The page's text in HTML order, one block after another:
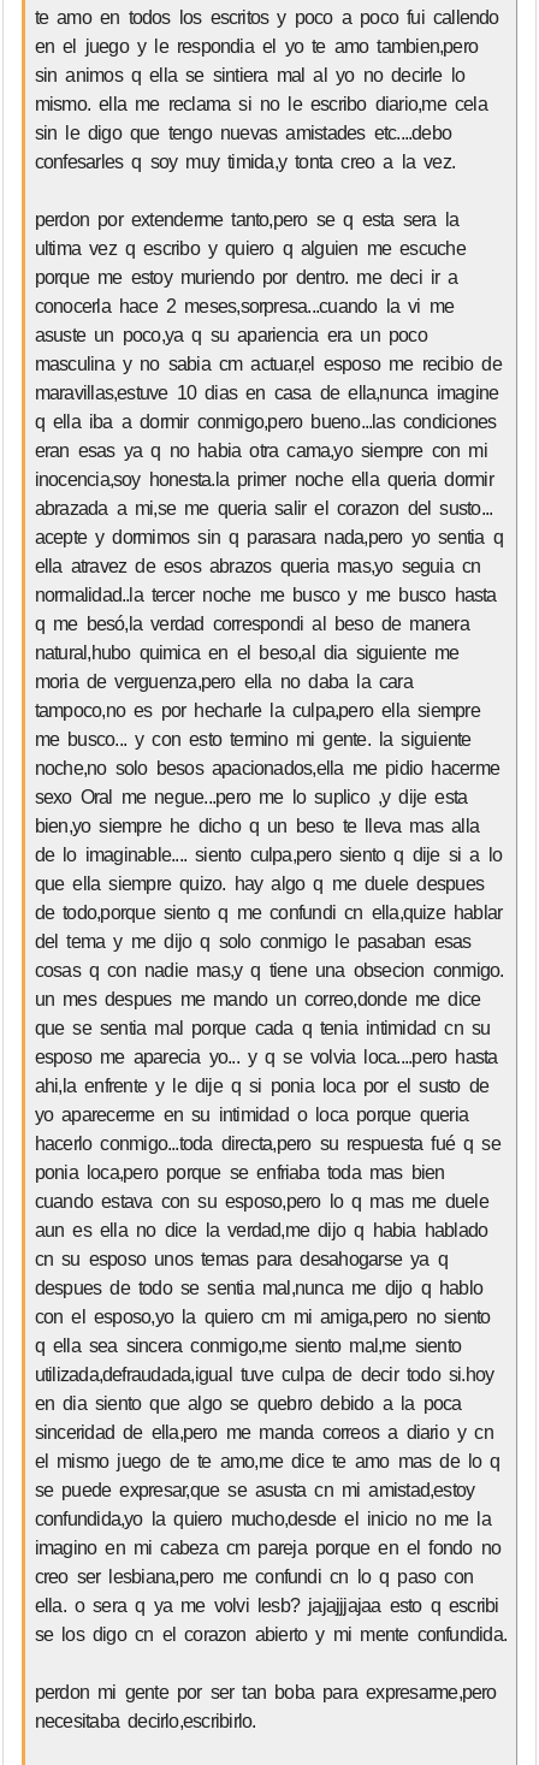
te amo en todos los escritos y poco a poco fui callendo
en el juego y le respondia el yo te amo tambien,pero
sin animos q ella se sintiera mal al yo no decirle lo
mismo. ella me reclama si no le escribo diario,me cela
sin le digo que tengo nuevas amistades etc....debo
confesarles q soy muy timida,y tonta creo a la vez.
perdon por extenderme tanto,pero se q esta sera la
ultima vez q escribo y quiero q alguien me escuche
porque me estoy muriendo por dentro. me deci ir a
conocerla hace 2 meses,sorpresa...cuando la vi me
asuste un poco,ya q su apariencia era un poco
masculina y no sabia cm actuar,el esposo me recibio de
maravillas,estuve 10 dias en casa de ella,nunca imagine
q ella iba a dormir conmigo,pero bueno...las condiciones
eran esas ya q no habia otra cama,yo siempre con mi
inocencia,soy honesta.la primer noche ella queria dormir
abrazada a mi,se me queria salir el corazon del susto...
acepte y dormimos sin q parasara nada,pero yo sentia q
ella atravez de esos abrazos queria mas,yo seguia cn
normalidad..la tercer noche me busco y me busco hasta
q me besó,la verdad correspondi al beso de manera
natural,hubo quimica en el beso,al dia siguiente me
moria de verguenza,pero ella no daba la cara
tampoco,no es por hecharle la culpa,pero ella siempre
me busco... y con esto termino mi gente. la siguiente
noche,no solo besos apacionados,ella me pidio hacerme
sexo Oral me negue...pero me lo suplico ,y dije esta
bien,yo siempre he dicho q un beso te lleva mas alla
de lo imaginable.... siento culpa,pero siento q dije si a lo
que ella siempre quizo. hay algo q me duele despues
de todo,porque siento q me confundi cn ella,quize hablar
del tema y me dijo q solo conmigo le pasaban esas
cosas q con nadie mas,y q tiene una obsecion conmigo.
un mes despues me mando un correo,donde me dice
que se sentia mal porque cada q tenia intimidad cn su
esposo me aparecia yo... y q se volvia loca....pero hasta
ahi,la enfrente y le dije q si ponia loca por el susto de
yo aparecerme en su intimidad o loca porque queria
hacerlo conmigo...toda directa,pero su respuesta fué q se
ponia loca,pero porque se enfriaba toda mas bien
cuando estava con su esposo,pero lo q mas me duele
aun es ella no dice la verdad,me dijo q habia hablado
cn su esposo unos temas para desahogarse ya q
despues de todo se sentia mal,nunca me dijo q hablo
con el esposo,yo la quiero cm mi amiga,pero no siento
q ella sea sincera conmigo,me siento mal,me siento
utilizada,defraudada,igual tuve culpa de decir todo si.hoy
en dia siento que algo se quebro debido a la poca
sinceridad de ella,pero me manda correos a diario y cn
el mismo juego de te amo,me dice te amo mas de lo q
se puede expresar,que se asusta cn mi amistad,estoy
confundida,yo la quiero mucho,desde el inicio no me la
imagino en mi cabeza cm pareja porque en el fondo no
creo ser lesbiana,pero me confundi cn lo q paso con
ella. o sera q ya me volvi lesb? jajajjjajaa esto q escribi
se los digo cn el corazon abierto y mi mente confundida.
perdon mi gente por ser tan boba para expresarme,pero
necesitaba decirlo,escribirlo.